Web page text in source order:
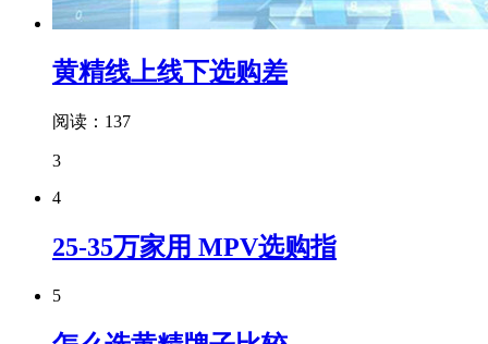
黄精线上线下选购差
阅读：137
3
4
25-35万家用 MPV选购指
5